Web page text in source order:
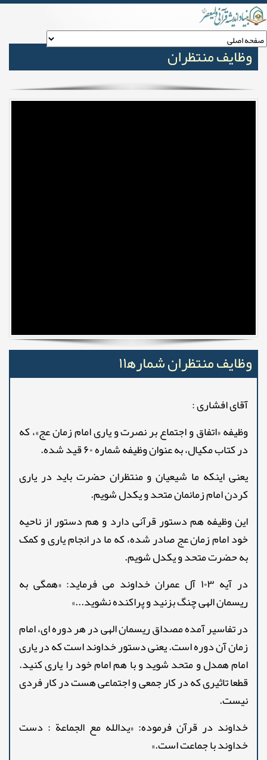
وظایف منتظران
وظایف منتظران شماره‍۱۱
آقای افشاری :
وظیفه «اتفاق و اجتماع بر نصرت و یاری امام زمان عج»، که
در کتاب مکیال، به عنوان وظیفه شماره ۶۰ قید شده.
یعنی اینکه ما شیعیان و منتظران حضرت باید در یاری
کردن امام زمانمان متحد و یکدل شویم.
این وظیفه هم دستور قرآنی دارد و هم دستور از ناحیه
خود امام زمان عج صادر شده، که ما در انجام یاری و کمک
به حضرت متحد و یکدل شویم.
در آیه ۱۰۳ آل عمران خداوند می فرماید: «همگی به
ریسمان الهی چنگ بزنید و پراکنده نشوید...»
در تفاسیر آمده مصداق ریسمان الهی در هر دوره ای، امام
زمان آن دوره است. یعنی دستور خداوند است که در یاری
امام همدل و متحد شوید و با هم امام خود را یاری کنید.
قطعا تاثیری که در کار جمعی و اجتماعی هست در کار فردی
نیست.
خداوند در قرآن فرموده: «یدالله مع الجماعة : دست
خداوند با جماعت است.»